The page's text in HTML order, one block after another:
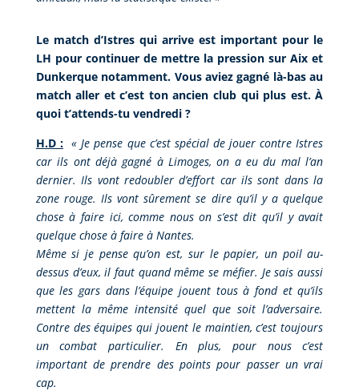
Le match d’Istres qui arrive est important pour le
LH pour continuer de mettre la pression sur Aix et
Dunkerque notamment. Vous aviez gagné là-bas au
match aller et c’est ton ancien club qui plus est. À
quoi t’attends-tu vendredi ?
H.D : « Je pense que c’est spécial de jouer contre Istres
car ils ont déjà gagné à Limoges, on a eu du mal l’an
dernier. Ils vont redoubler d’effort car ils sont dans la
zone rouge. Ils vont sûrement se dire qu’il y a quelque
chose à faire ici, comme nous on s’est dit qu’il y avait
quelque chose à faire à Nantes.
Même si je pense qu’on est, sur le papier, un poil au-
dessus d’eux, il faut quand même se méfier. Je sais aussi
que les gars dans l’équipe jouent tous à fond et qu’ils
mettent la même intensité quel que soit l’adversaire.
Contre des équipes qui jouent le maintien, c’est toujours
un combat particulier. En plus, pour nous c’est
important de prendre des points pour passer un vrai
cap.